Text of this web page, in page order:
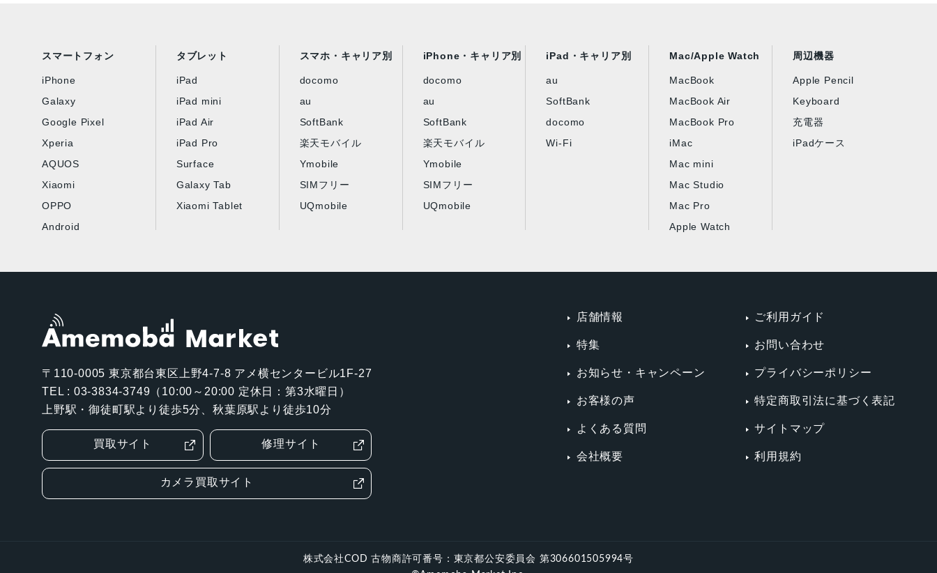
スマートフォン
iPhone
Galaxy
Google Pixel
Xperia
AQUOS
Xiaomi
OPPO
Android
タブレット
iPad
iPad mini
iPad Air
iPad Pro
Surface
Galaxy Tab
Xiaomi Tablet
スマホ・キャリア別
docomo
au
SoftBank
楽天モバイル
Ymobile
SIMフリー
UQmobile
iPhone・キャリア別
docomo
au
SoftBank
楽天モバイル
Ymobile
SIMフリー
UQmobile
iPad・キャリア別
au
SoftBank
docomo
Wi-Fi
Mac/Apple Watch
MacBook
MacBook Air
MacBook Pro
iMac
Mac mini
Mac Studio
Mac Pro
Apple Watch
周辺機器
Apple Pencil
Keyboard
充電器
iPadケース
〒110-0005 東京都台東区上野4-7-8 アメ横センタービル1F-27
TEL : 03-3834-3749（10:00～20:00 定休日：第3水曜日）
上野駅・御徒町駅より徒歩5分、秋葉原駅より徒歩10分
買取サイト 修理サイト
カメラ買取サイト
店舗情報
特集
お知らせ・キャンペーン
お客様の声
よくある質問
会社概要
ご利用ガイド
お問い合わせ
プライバシーポリシー
特定商取引法に基づく表記
サイトマップ
利用規約
株式会社COD 古物商許可番号：東京都公安委員会 第306601505994号